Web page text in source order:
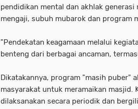
pendidikan mental dan akhlak
mengaji, subuh mubarok dan program
"Pendekatan keagamaan melalui
benteng dari berbagai ancaman,
Dikatakannya, program "masih puber"
masyarakat untuk meramaikan masjid.
dilaksanakan secara periodik dan